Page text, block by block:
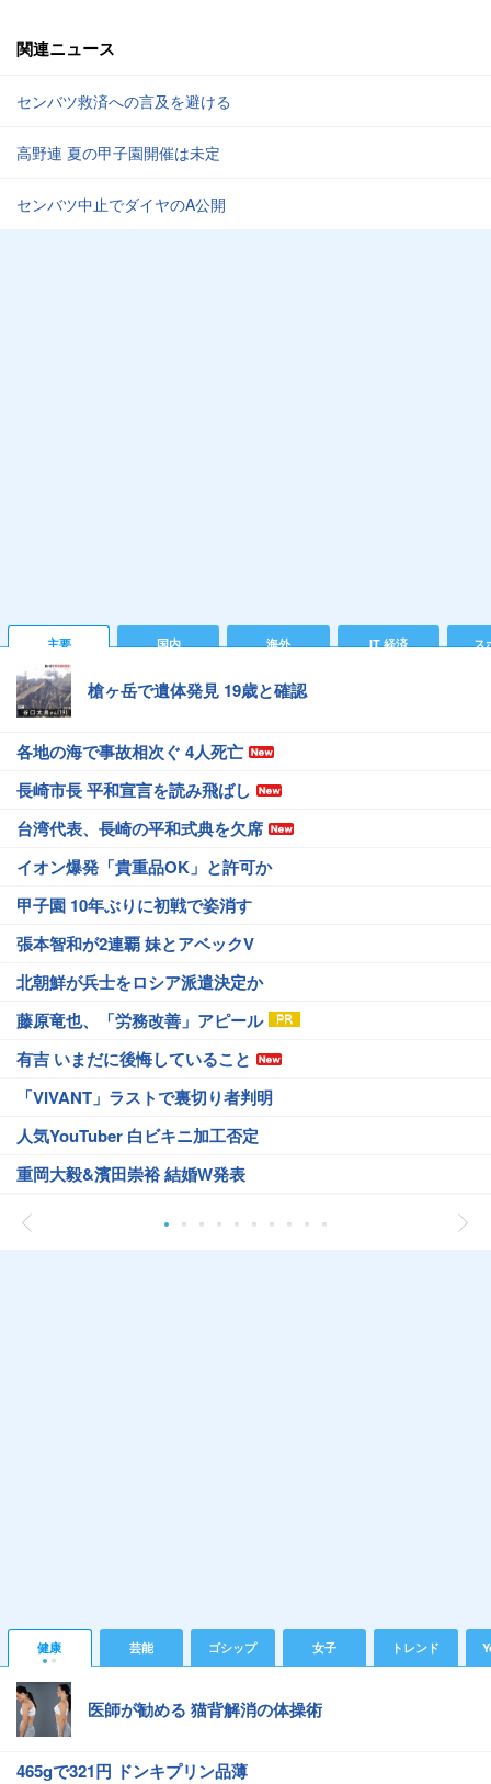
関連ニュース
センバツ救済への言及を避ける
高野連 夏の甲子園開催は未定
センバツ中止でダイヤのA公開
主要 国内 海外 IT 経済 ス
槍ヶ岳で遺体発見 19歳と確認
各地の海で事故相次ぐ 4人死亡
長崎市長 平和宣言を読み飛ばし
台湾代表、長崎の平和式典を欠席
イオン爆発「貴重品OK」と許可か
甲子園 10年ぶりに初戦で姿消す
張本智和が2連覇 妹とアベックV
北朝鮮が兵士をロシア派遣決定か
藤原竜也、「労務改善」アピール
有吉 いまだに後悔していること
「VIVANT」ラストで裏切り者判明
人気YouTuber 白ビキニ加工否定
重岡大毅&濱田崇裕 結婚W発表
健康 芸能 ゴシップ 女子 トレンド
医師が勧める 猫背解消の体操術
465gで321円 ドンキプリン品薄